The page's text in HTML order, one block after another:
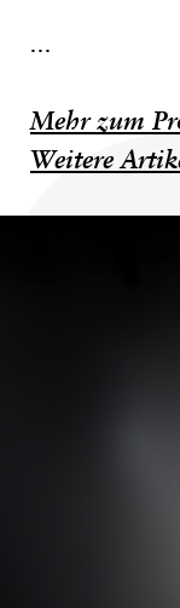
...
Mehr zum
Weitere